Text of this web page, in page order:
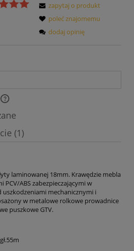
zapytaj o produkt
poleć znajomemu
dodaj opinię
kosztów płatności
(1)
laminowanej 18mm. Krawędzie mebla
PCV/ABS zabezpieczającymi w
mechanicznymi i
w metalowe rolkowe prowadnice
puszkowe GTV.